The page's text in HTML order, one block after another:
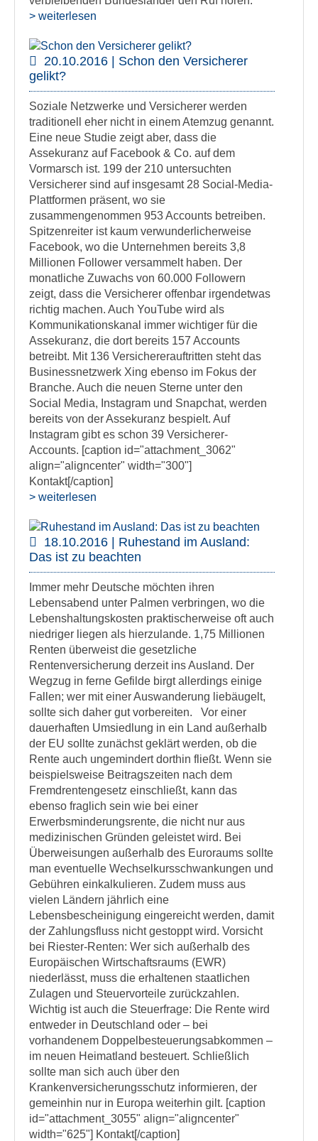
> weiterlesen
20.10.2016 | Schon den Versicherer
gelikt?
Soziale Netzwerke und Versicherer werden
traditionell eher nicht in einem Atemzug genannt.
Eine neue Studie zeigt aber, dass die
Assekuranz auf Facebook & Co. auf dem
Vormarsch ist. 199 der 210 untersuchten
Versicherer sind auf insgesamt 28 Social-Media-
Plattformen präsent, wo sie
zusammengenommen 953 Accounts betreiben.
Spitzenreiter ist kaum verwunderlicherweise
Facebook, wo die Unternehmen bereits 3,8
Millionen Follower versammelt haben. Der
monatliche Zuwachs von 60.000 Followern
zeigt, dass die Versicherer offenbar irgendetwas
richtig machen. Auch YouTube wird als
Kommunikationskanal immer wichtiger für die
Assekuranz, die dort bereits 157 Accounts
betreibt. Mit 136 Versichererauftritten steht das
Businessnetzwerk Xing ebenso im Fokus der
Branche. Auch die neuen Sterne unter den
Social Media, Instagram und Snapchat, werden
bereits von der Assekuranz bespielt. Auf
Instagram gibt es schon 39 Versicherer-
Accounts. [caption id="attachment_3062"
align="aligncenter" width="300"]
Kontakt[/caption]
> weiterlesen
18.10.2016 | Ruhestand im Ausland:
Das ist zu beachten
Immer mehr Deutsche möchten ihren
Lebensabend unter Palmen verbringen, wo die
Lebenshaltungskosten praktischerweise oft auch
niedriger liegen als hierzulande. 1,75 Millionen
Renten überweist die gesetzliche
Rentenversicherung derzeit ins Ausland. Der
Wegzug in ferne Gefilde birgt allerdings einige
Fallen; wer mit einer Auswanderung liebäugelt,
sollte sich daher gut vorbereiten. Vor einer
dauerhaften Umsiedlung in ein Land außerhalb
der EU sollte zunächst geklärt werden, ob die
Rente auch ungemindert dorthin fließt. Wenn sie
beispielsweise Beitragszeiten nach dem
Fremdrentengesetz einschließt, kann das
ebenso fraglich sein wie bei einer
Erwerbsminderungsrente, die nicht nur aus
medizinischen Gründen geleistet wird. Bei
Überweisungen außerhalb des Euroraums sollte
man eventuelle Wechselkursschwankungen und
Gebühren einkalkulieren. Zudem muss aus
vielen Ländern jährlich eine
Lebensbescheinigung eingereicht werden, damit
der Zahlungsfluss nicht gestoppt wird. Vorsicht
bei Riester-Renten: Wer sich außerhalb des
Europäischen Wirtschaftsraums (EWR)
niederlässt, muss die erhaltenen staatlichen
Zulagen und Steuervorteile zurückzahlen.
Wichtig ist auch die Steuerfrage: Die Rente wird
entweder in Deutschland oder – bei
vorhandenem Doppelbesteuerungsabkommen –
im neuen Heimatland besteuert. Schließlich
sollte man sich auch über den
Krankenversicherungsschutz informieren, der
gemeinhin nur in Europa weiterhin gilt. [caption
id="attachment_3055" align="aligncenter"
width="625"] Kontakt[/caption]